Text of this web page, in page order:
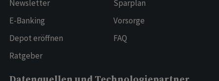
Newsletter
E-Banking
Depot eröffnen
Ratgeber
Sparplan
Vorsorge
FAQ